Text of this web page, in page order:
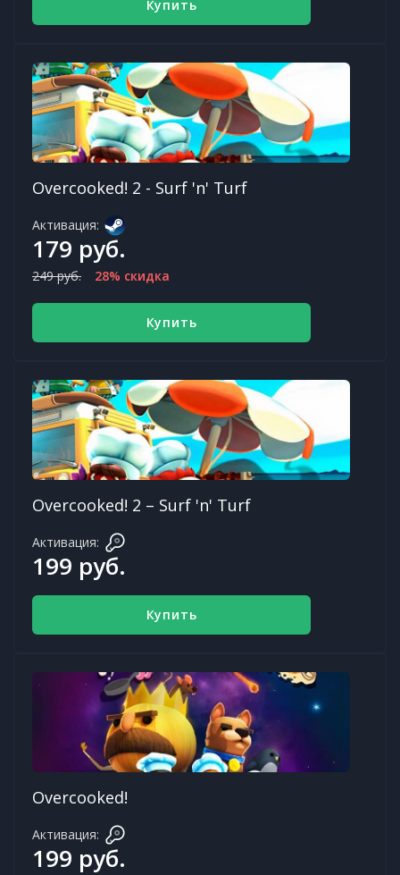
Купить
Overcooked! 2 - Surf 'n' Turf
Активация:
179 руб.
249 руб. 28% скидка
Купить
Overcooked! 2 – Surf 'n' Turf
Активация:
199 руб.
Купить
Overcooked!
Активация:
199 руб.